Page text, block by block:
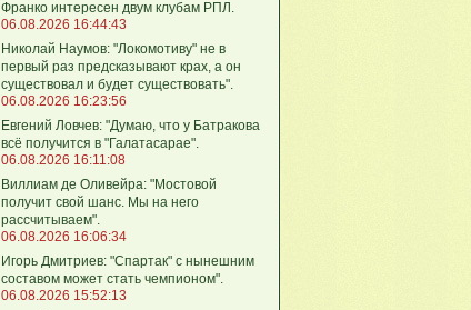
Франко интересен двум клубам РПЛ.
06.08.2026 16:44:43
Николай Наумов: "Локомотиву" не в
первый раз предсказывают крах, а он
существовал и будет существовать".
06.08.2026 16:23:56
Евгений Ловчев: "Думаю, что у Батракова
всё получится в "Галатасарае".
06.08.2026 16:11:08
Виллиам де Оливейра: "Мостовой
получит свой шанс. Мы на него
рассчитываем".
06.08.2026 16:06:34
Игорь Дмитриев: "Спартак" с нынешним
составом может стать чемпионом".
06.08.2026 15:52:13